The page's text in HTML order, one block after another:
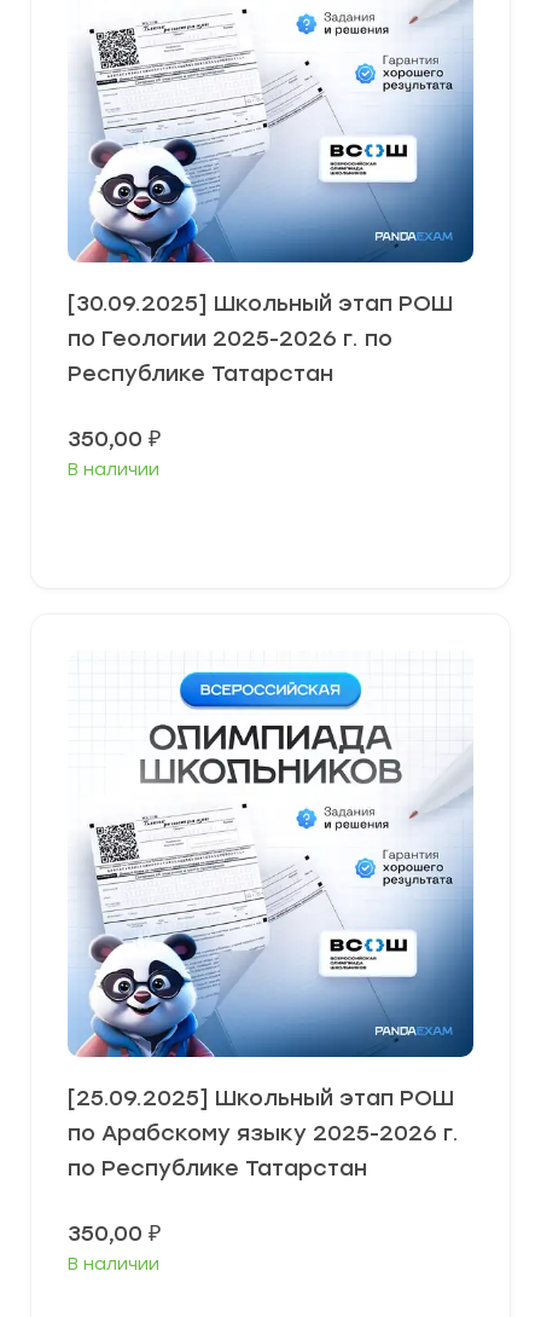
[30.09.2025] Школьный этап РОШ
по Геологии 2025-2026 г. по
Республике Татарстан
350,00 ₽
В наличии
[25.09.2025] Школьный этап РОШ
по Арабскому языку 2025-2026 г.
по Республике Татарстан
350,00 ₽
В наличии